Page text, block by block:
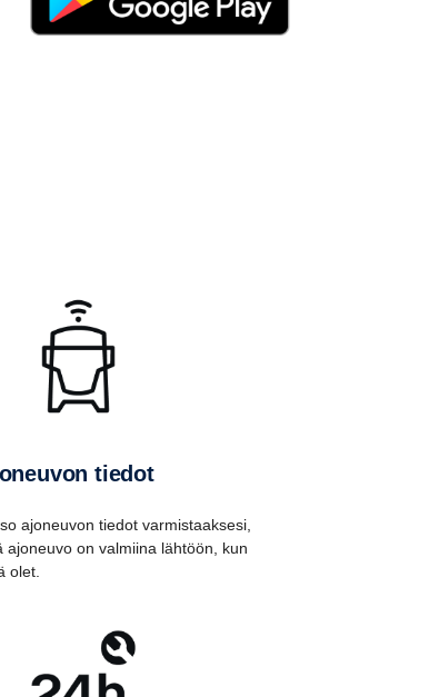
tiedot
ajoneuvon tiedot varmistaaksesi,
ajoneuvo on valmiina lähtöön, kun
olet.